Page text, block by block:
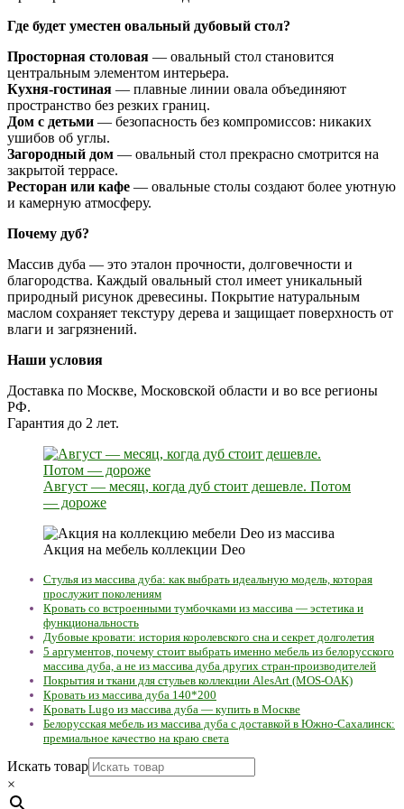
Где будет уместен овальный дубовый стол?
Просторная столовая — овальный стол становится
центральным элементом интерьера.
Кухня-гостиная — плавные линии овала объединяют
пространство без резких границ.
Дом с детьми — безопасность без компромиссов: никаких
ушибов об углы.
Загородный дом — овальный стол прекрасно смотрится на
закрытой террасе.
Ресторан или кафе — овальные столы создают более уютную
и камерную атмосферу.
Почему дуб?
Массив дуба — это эталон прочности, долговечности и
благородства. Каждый овальный стол имеет уникальный
природный рисунок древесины. Покрытие натуральным
маслом сохраняет текстуру дерева и защищает поверхность от
влаги и загрязнений.
Наши условия
Доставка по Москве, Московской области и во все регионы
РФ.
Гарантия до 2 лет.
Август — месяц, когда дуб стоит дешевле. Потом
— дороже
Акция на мебель коллекции Deo
Стулья из массива дуба: как выбрать идеальную модель, которая
прослужит поколениям
Кровать со встроенными тумбочками из массива — эстетика и
функциональность
Дубовые кровати: история королевского сна и секрет долголетия
5 аргументов, почему стоит выбрать именно мебель из белорусского
массива дуба, а не из массива дуба других стран-производителей
Покрытия и ткани для стульев коллекции AlesArt (MOS-OAK)
Кровать из массива дуба 140*200
Кровать Lugo из массива дуба — купить в Москве
Белорусская мебель из массива дуба с доставкой в Южно-Сахалинск:
премиальное качество на краю света
Искать товар
×